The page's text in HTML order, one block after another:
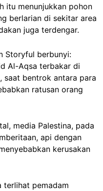
itu menunjukkan pohon
berlarian di sekitar area
juga terdengar.
Storyful berbunyi:
Al-Aqsa terbakar di
saat bentrok antara para
ratusan orang
media Palestina, pada
api dengan
kerusakan
terlihat pemadam